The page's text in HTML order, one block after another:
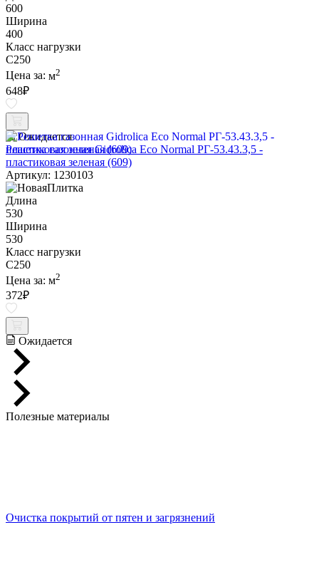
600
Ширина
400
Класс нагрузки
C250
Цена за: м2
648₽
Ожидается
Решетка газонная Gidrolica Eco Normal РГ-53.43.3,5 -
пластиковая зеленая (609)
Артикул: 1230103
Длина
530
Ширина
530
Класс нагрузки
C250
Цена за: м2
372₽
Ожидается
Полезные материалы
Очистка покрытий от пятен и загрязнений